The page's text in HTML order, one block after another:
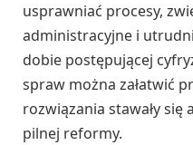
usprawniać procesy,
administracyjne i
dobie postępującej
spraw można załatwić
rozwiązania stawały się
pilnej reformy.